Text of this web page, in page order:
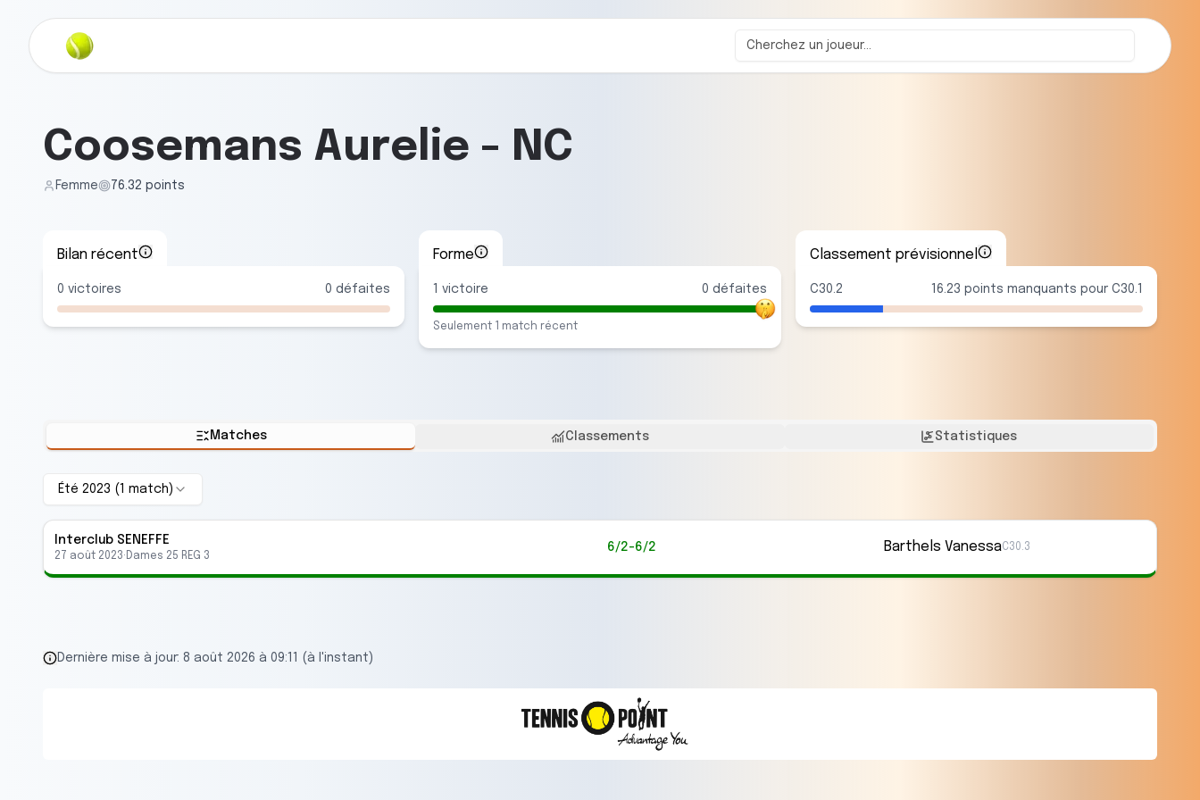
Coosemans Aurelie - NC
Femme 76.32 points
Bilan récent
0 victoires 0 défaites
Forme
victoire 0 défaites
Seulement match récent
Classement prévisionnel
C30.2 16.23 points manquants pour C30.1
Matches Classements Statistiques
Été 2023 ( match )
Interclub SENEFFE
27 août 2023· Dames 25 REG 3
6/2-6/2 Barthels VanessaC30.3
Dernière mise à jour: 8 août 2026 à 09:11 (à l'instant)